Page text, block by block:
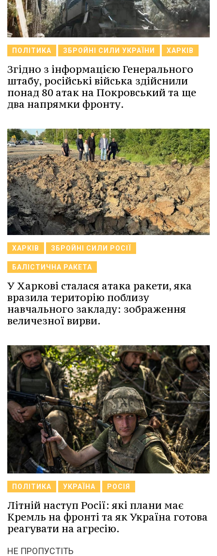
ПОЛІТИКА ЗБРОЙНІ СИЛИ УКРАЇНИ ХАРКІВ
Згідно з інформацією Генерального
штабу, російські війська здійснили
понад 80 атак на Покровський та ще
два напрямки фронту.
ХАРКІВ ЗБРОЙНІ СИЛИ РОСІЇ
БАЛІСТИЧНА РАКЕТА
У Харкові сталася атака ракети, яка
вразила територію поблизу
навчального закладу: зображення
величезної вирви.
ПОЛІТИКА УКРАЇНА РОСІЯ
Літній наступ Росії: які плани має
Кремль на фронті та як Україна готова
реагувати на агресію.
НЕ ПРОПУСТІТЬ